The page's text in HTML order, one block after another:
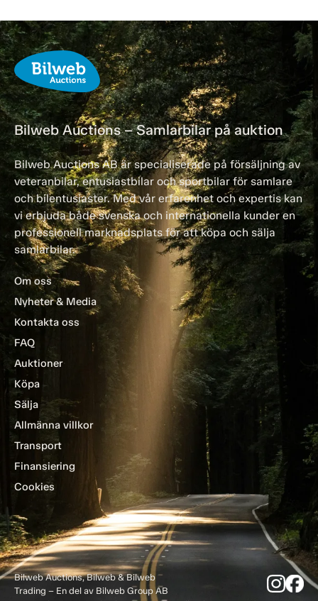
Bilweb Auctions – Samlarbilar på auktion
Bilweb Auctions AB är specialiserade på försäljning av
veteranbilar, entusiastbilar och sportbilar för samlare
och bilentusiaster. Med vår erfarenhet och expertis kan
vi erbjuda både svenska och internationella kunder en
professionell marknadsplats för att köpa och sälja
samlarbilar.
Om oss
Nyheter & Media
Kontakta oss
FAQ
Auktioner
Köpa
Sälja
Allmänna villkor
Transport
Finansiering
Cookies
Bilweb Auctions, Bilweb & Bilweb
Trading – En del av Bilweb Group AB